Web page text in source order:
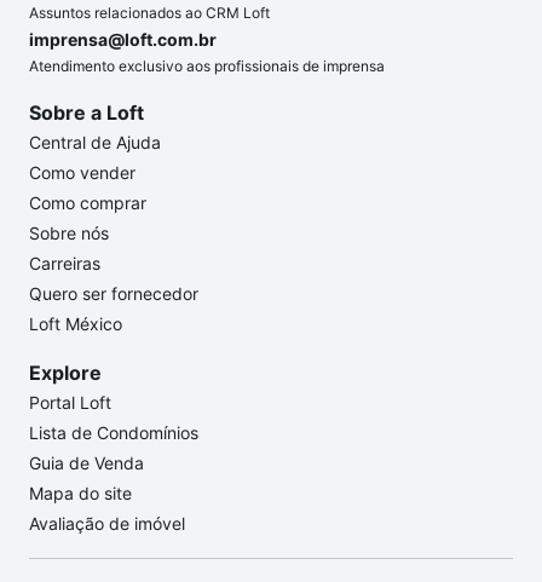
Assuntos relacionados ao CRM Loft
imprensa@loft.com.br
Atendimento exclusivo aos profissionais de imprensa
Sobre a Loft
Central de Ajuda
Como vender
Como comprar
Sobre nós
Carreiras
Quero ser fornecedor
Loft México
Explore
Portal Loft
Lista de Condomínios
Guia de Venda
Mapa do site
Avaliação de imóvel